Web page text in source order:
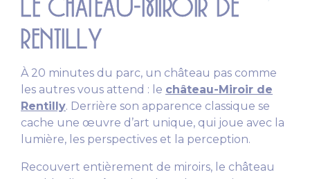
RENTILLY
À 20 minutes du parc, un château pas comme
les autres vous attend : le château-Miroir de
Rentilly. Derrière son apparence classique se
cache une œuvre d’art unique, qui joue avec la
lumière, les perspectives et la perception.
Recouvert entièrement de miroirs, le château